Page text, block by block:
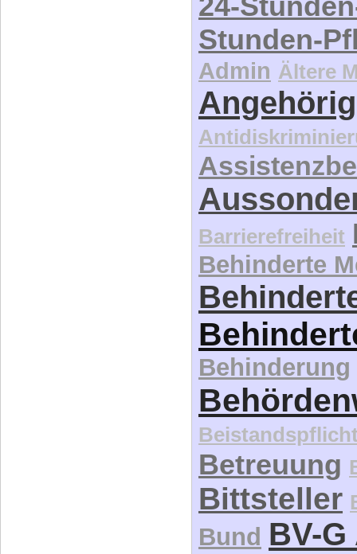
Admin Ältere
Barrierefreiheit
Behinderte
Behinderung
Betreuung
Bittsteller
Bund BV-
Daheim
Demographie